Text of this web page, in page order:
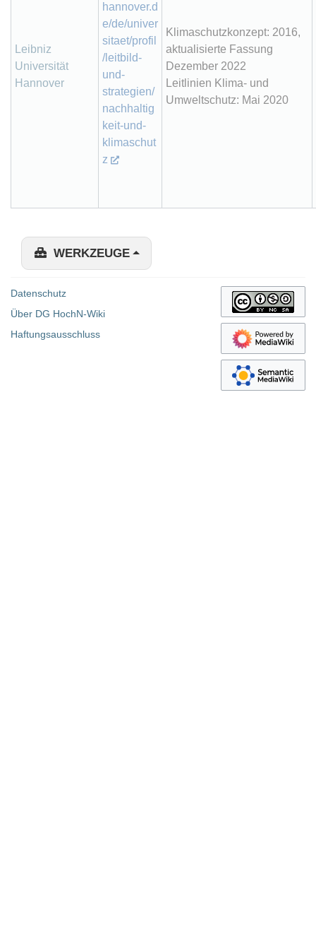
Leibniz
Universität
Hannover
hannover.d
e/de/univer
sitaet/profil
/leitbild-
und-
strategien/
nachhaltig
keit-und-
klimaschut
z
Klimaschutzkonzept: 2016,
aktualisierte Fassung
Dezember 2022
Leitlinien Klima- und
Umweltschutz: Mai 2020
WERKZEUGE
Datenschutz
Über DG HochN-Wiki
Haftungsausschluss